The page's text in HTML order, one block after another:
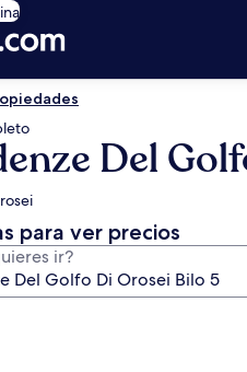
Del
para ver precios
ir?